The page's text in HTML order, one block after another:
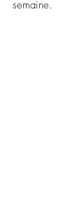
semaine.